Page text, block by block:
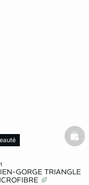
GORGE TRIANGLE